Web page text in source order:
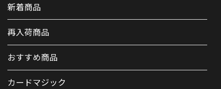
新着商品
再入荷商品
おすすめ商品
カードマジック